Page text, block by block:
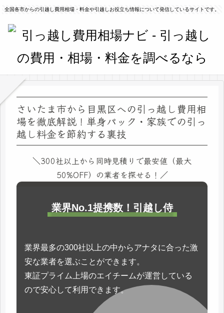
全国各市からの引越し費用相場・料金や引越しお役立ち情報について発信しているサイトです。
さいたま市から目黒区への引っ越し費用相
場を徹底解説！単身パック・家族での引っ
越し料金を節約する裏技
＼300社以上から同時見積りで最安値（最大
50%OFF）の業者を探せる！／
業界No.1提携数！引越し侍
業界最多の300社以上の中からアナタに合った激
安な業者を選ぶことができます。
東証プライム上場のエイチームが運営している
ので安心して利用できます。